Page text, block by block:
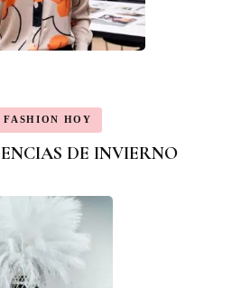
FASHION HOY
DE INVIERNO